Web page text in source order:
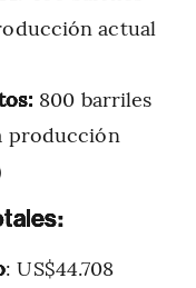
actual
800 barriles
producción
: US$44.708